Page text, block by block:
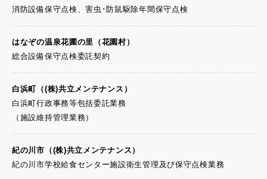
消防設備保守点検、害虫･防鼠駆除年間保守点検
はなぞの温泉花圃の里 （花園村）
総合設備保守点検委託契約
白浜町 （(株)共立メンテナンス）
白浜町行政事務等包括委託業務
（施設維持管理業務）
紀の川市 （(株)共立メンテナンス）
紀の川市学校給食センター施設衛生管理及び保守点検業務